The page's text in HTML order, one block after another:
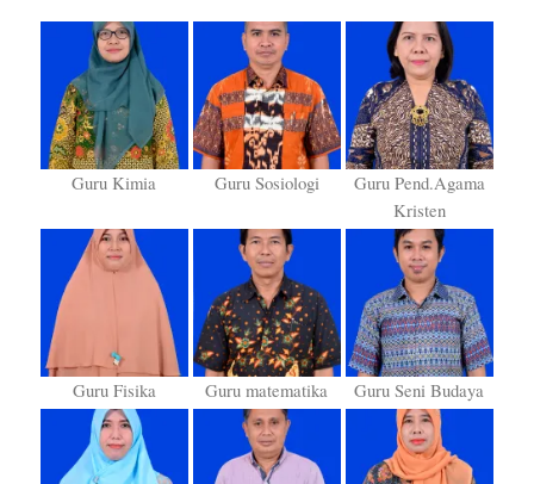
Guru Kimia Guru Sosiologi
Guru Pend.Agama
Kristen
Guru Fisika Guru matematika Guru Seni Budaya